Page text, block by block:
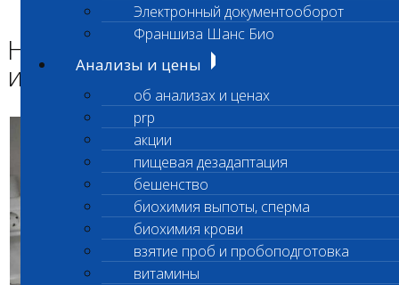
Электронный документооборот
Франшиза Шанс Био
Анализы и цены
об анализах и ценах
prp
акции
пищевая дезадаптация
бешенство
биохимия выпоты, сперма
биохимия крови
взятие проб и пробоподготовка
витамины
Новые генетические исследования
Новые генетические
исследования